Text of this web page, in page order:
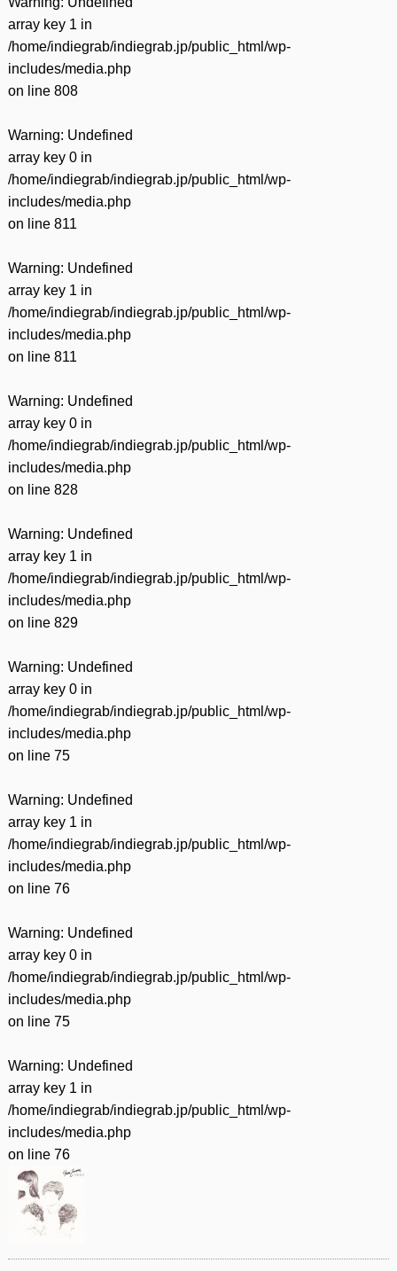
array key 1 in
/home/indiegrab/indiegrab.jp/public_html/wp-
includes/media.php
on line 808
Warning: Undefined
array key 0 in
/home/indiegrab/indiegrab.jp/public_html/wp-
includes/media.php
on line 811
Warning: Undefined
array key 1 in
/home/indiegrab/indiegrab.jp/public_html/wp-
includes/media.php
on line 811
Warning: Undefined
array key 0 in
/home/indiegrab/indiegrab.jp/public_html/wp-
includes/media.php
on line 828
Warning: Undefined
array key 1 in
/home/indiegrab/indiegrab.jp/public_html/wp-
includes/media.php
on line 829
Warning: Undefined
array key 0 in
/home/indiegrab/indiegrab.jp/public_html/wp-
includes/media.php
on line 75
Warning: Undefined
array key 1 in
/home/indiegrab/indiegrab.jp/public_html/wp-
includes/media.php
on line 76
Warning: Undefined
array key 0 in
/home/indiegrab/indiegrab.jp/public_html/wp-
includes/media.php
on line 75
Warning: Undefined
array key 1 in
/home/indiegrab/indiegrab.jp/public_html/wp-
includes/media.php
on line 76